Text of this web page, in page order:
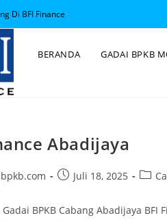
Di BFI Finance
BERANDA GADAI BPKB
Abadijaya
Juli 18, 2025
Gadai BPKB Cabang Abadijaya